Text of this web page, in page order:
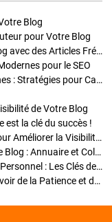
Blog
pour Votre Blog
Stratégies de Publication : Boostez Votre Blog avec des Articles Fréquents et Exclusifs
pour le SEO
Enrichir Vos Articles avec des Contenus Riches : Stratégies pour Captiver et Optimiser
de Votre Blog
est la clé du succès !
Optimisation SEO des Articles : Stratégies pour Améliorer la Visibilité de Votre Blog
Stratégies pour améliorer la visibilité de votre Blog : Annuaire et Collaborations
Pourquoi Investir dans un Nom de Domaine Personnel : Les Clés de la Réussite de Votre Blog
Comment Faire Émerger Votre Blog : Le Pouvoir de la Patience et de la Persévérance